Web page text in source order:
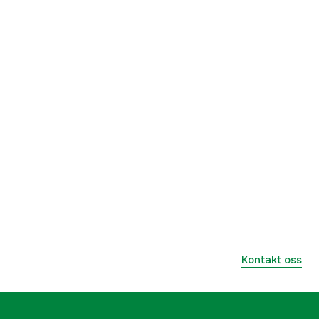
Kontakt oss